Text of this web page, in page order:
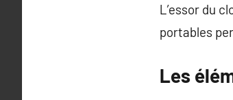
L’essor du
portables
Les